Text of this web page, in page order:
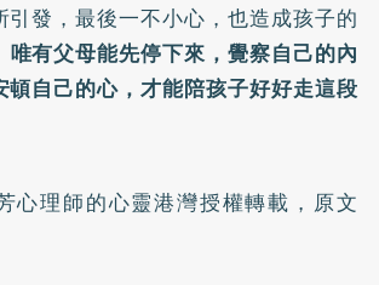
引發，最後一不小心，也造成孩子的
唯有父母能先停下來，覺察自己的內
頓自己的心，才能陪孩子好好走這段
心理師的心靈港灣授權轉載，原文